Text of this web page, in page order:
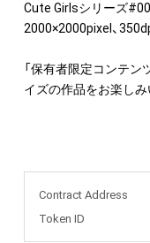
Cute Girlsシリーズ
2000×2000pixel、
「保有者限定コンテン
イズの作品をお楽しみ
Contract Address
Token ID